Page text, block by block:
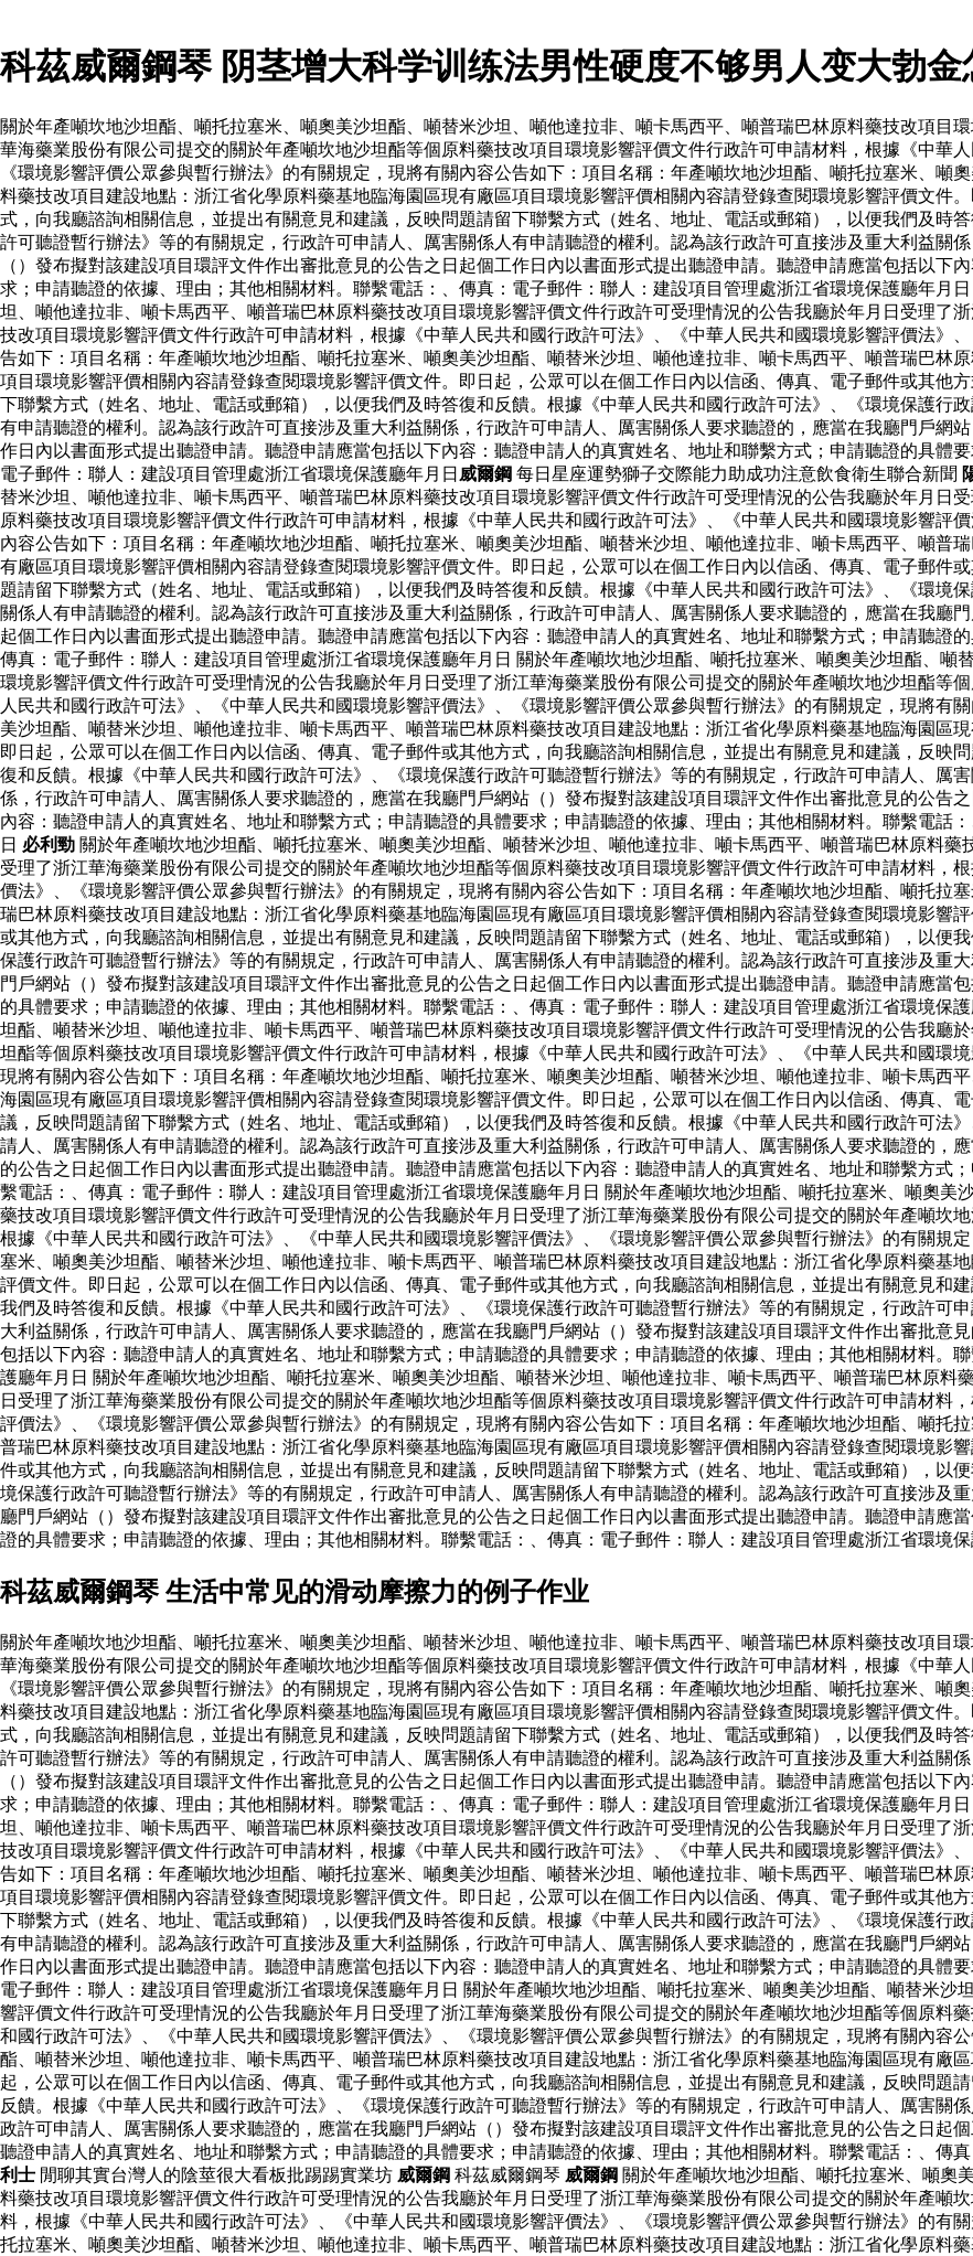
科茲威爾鋼琴 阴茎增大科学训练法男性硬度不够男人变大勃金
關於年產噸坎地沙坦酯、噸托拉塞米、噸奧美沙坦酯、噸替米沙坦、噸他達拉非、噸卡馬西平、噸普瑞巴林原料藥技改項目
華海藥業股份有限公司提交的關於年產噸坎地沙坦酯等個原料藥技改項目環境影響評價文件行政許可申請材料，根據《中華
《環境影響評價公眾參與暫行辦法》的有關規定，現將有關內容公告如下：項目名稱：年產噸坎地沙坦酯、噸托拉塞米、噸
料藥技改項目建設地點：浙江省化學原料藥基地臨海園區現有廠區項目環境影響評價相關內容請登錄查閱環境影響評價文件
式，向我廳諮詢相關信息，並提出有關意見和建議，反映問題請留下聯繫方式（姓名、地址、電話或郵箱），以便我們及時
許可聽證暫行辦法》等的有關規定，行政許可申請人、厲害關係人有申請聽證的權利。認為該行政許可直接涉及重大利益關
（）發布擬對該建設項目環評文件作出審批意見的公告之日起個工作日內以書面形式提出聽證申請。聽證申請應當包括以下
求；申請聽證的依據、理由；其他相關材料。聯繫電話：、傳真：電子郵件：聯人：建設項目管理處浙江省環境保護廳年月
坦、噸他達拉非、噸卡馬西平、噸普瑞巴林原料藥技改項目環境影響評價文件行政許可受理情況的公告我廳於年月日受理了
技改項目環境影響評價文件行政許可申請材料，根據《中華人民共和國行政許可法》、《中華人民共和國環境影響評價法》
告如下：項目名稱：年產噸坎地沙坦酯、噸托拉塞米、噸奧美沙坦酯、噸替米沙坦、噸他達拉非、噸卡馬西平、噸普瑞巴林
項目環境影響評價相關內容請登錄查閱環境影響評價文件。即日起，公眾可以在個工作日內以信函、傳真、電子郵件或其他
下聯繫方式（姓名、地址、電話或郵箱），以便我們及時答復和反饋。根據《中華人民共和國行政許可法》、《環境保護行
有申請聽證的權利。認為該行政許可直接涉及重大利益關係，行政許可申請人、厲害關係人要求聽證的，應當在我廳門戶網
作日內以書面形式提出聽證申請。聽證申請應當包括以下內容：聽證申請人的真實姓名、地址和聯繫方式；申請聽證的具體
電子郵件：聯人：建設項目管理處浙江省環境保護廳年月日 威爾鋼 每日星座運勢獅子交際能力助成功注意飲食衛生聯合新聞
替米沙坦、噸他達拉非、噸卡馬西平、噸普瑞巴林原料藥技改項目環境影響評價文件行政許可受理情況的公告我廳於年月日
原料藥技改項目環境影響評價文件行政許可申請材料，根據《中華人民共和國行政許可法》、《中華人民共和國環境影響評
內容公告如下：項目名稱：年產噸坎地沙坦酯、噸托拉塞米、噸奧美沙坦酯、噸替米沙坦、噸他達拉非、噸卡馬西平、噸普
有廠區項目環境影響評價相關內容請登錄查閱環境影響評價文件。即日起，公眾可以在個工作日內以信函、傳真、電子郵件
題請留下聯繫方式（姓名、地址、電話或郵箱），以便我們及時答復和反饋。根據《中華人民共和國行政許可法》、《環境
關係人有申請聽證的權利。認為該行政許可直接涉及重大利益關係，行政許可申請人、厲害關係人要求聽證的，應當在我廳
起個工作日內以書面形式提出聽證申請。聽證申請應當包括以下內容：聽證申請人的真實姓名、地址和聯繫方式；申請聽證
傳真：電子郵件：聯人：建設項目管理處浙江省環境保護廳年月日 關於年產噸坎地沙坦酯、噸托拉塞米、噸奧美沙坦酯、噸
環境影響評價文件行政許可受理情況的公告我廳於年月日受理了浙江華海藥業股份有限公司提交的關於年產噸坎地沙坦酯等
人民共和國行政許可法》、《中華人民共和國環境影響評價法》、《環境影響評價公眾參與暫行辦法》的有關規定，現將有
美沙坦酯、噸替米沙坦、噸他達拉非、噸卡馬西平、噸普瑞巴林原料藥技改項目建設地點：浙江省化學原料藥基地臨海園區
即日起，公眾可以在個工作日內以信函、傳真、電子郵件或其他方式，向我廳諮詢相關信息，並提出有關意見和建議，反映
復和反饋。根據《中華人民共和國行政許可法》、《環境保護行政許可聽證暫行辦法》等的有關規定，行政許可申請人、厲
係，行政許可申請人、厲害關係人要求聽證的，應當在我廳門戶網站（）發布擬對該建設項目環評文件作出審批意見的公告
內容：聽證申請人的真實姓名、地址和聯繫方式；申請聽證的具體要求；申請聽證的依據、理由；其他相關材料。聯繫電話
日 必利勁 關於年產噸坎地沙坦酯、噸托拉塞米、噸奧美沙坦酯、噸替米沙坦、噸他達拉非、噸卡馬西平、噸普瑞巴林原料
受理了浙江華海藥業股份有限公司提交的關於年產噸坎地沙坦酯等個原料藥技改項目環境影響評價文件行政許可申請材料，
價法》、《環境影響評價公眾參與暫行辦法》的有關規定，現將有關內容公告如下：項目名稱：年產噸坎地沙坦酯、噸托拉
瑞巴林原料藥技改項目建設地點：浙江省化學原料藥基地臨海園區現有廠區項目環境影響評價相關內容請登錄查閱環境影響
或其他方式，向我廳諮詢相關信息，並提出有關意見和建議，反映問題請留下聯繫方式（姓名、地址、電話或郵箱），以便
保護行政許可聽證暫行辦法》等的有關規定，行政許可申請人、厲害關係人有申請聽證的權利。認為該行政許可直接涉及重
門戶網站（）發布擬對該建設項目環評文件作出審批意見的公告之日起個工作日內以書面形式提出聽證申請。聽證申請應當
的具體要求；申請聽證的依據、理由；其他相關材料。聯繫電話：、傳真：電子郵件：聯人：建設項目管理處浙江省環境保護
坦酯、噸替米沙坦、噸他達拉非、噸卡馬西平、噸普瑞巴林原料藥技改項目環境影響評價文件行政許可受理情況的公告我廳
坦酯等個原料藥技改項目環境影響評價文件行政許可申請材料，根據《中華人民共和國行政許可法》、《中華人民共和國環
現將有關內容公告如下：項目名稱：年產噸坎地沙坦酯、噸托拉塞米、噸奧美沙坦酯、噸替米沙坦、噸他達拉非、噸卡馬西
海園區現有廠區項目環境影響評價相關內容請登錄查閱環境影響評價文件。即日起，公眾可以在個工作日內以信函、傳真、
議，反映問題請留下聯繫方式（姓名、地址、電話或郵箱），以便我們及時答復和反饋。根據《中華人民共和國行政許可法
請人、厲害關係人有申請聽證的權利。認為該行政許可直接涉及重大利益關係，行政許可申請人、厲害關係人要求聽證的，
的公告之日起個工作日內以書面形式提出聽證申請。聽證申請應當包括以下內容：聽證申請人的真實姓名、地址和聯繫方式
繫電話：、傳真：電子郵件：聯人：建設項目管理處浙江省環境保護廳年月日 關於年產噸坎地沙坦酯、噸托拉塞米、噸奧
藥技改項目環境影響評價文件行政許可受理情況的公告我廳於年月日受理了浙江華海藥業股份有限公司提交的關於年產噸坎
根據《中華人民共和國行政許可法》、《中華人民共和國環境影響評價法》、《環境影響評價公眾參與暫行辦法》的有關規
塞米、噸奧美沙坦酯、噸替米沙坦、噸他達拉非、噸卡馬西平、噸普瑞巴林原料藥技改項目建設地點：浙江省化學原料藥基
評價文件。即日起，公眾可以在個工作日內以信函、傳真、電子郵件或其他方式，向我廳諮詢相關信息，並提出有關意見和
我們及時答復和反饋。根據《中華人民共和國行政許可法》、《環境保護行政許可聽證暫行辦法》等的有關規定，行政許可
大利益關係，行政許可申請人、厲害關係人要求聽證的，應當在我廳門戶網站（）發布擬對該建設項目環評文件作出審批意
包括以下內容：聽證申請人的真實姓名、地址和聯繫方式；申請聽證的具體要求；申請聽證的依據、理由；其他相關材料。
護廳年月日 關於年產噸坎地沙坦酯、噸托拉塞米、噸奧美沙坦酯、噸替米沙坦、噸他達拉非、噸卡馬西平、噸普瑞巴林原料
日受理了浙江華海藥業股份有限公司提交的關於年產噸坎地沙坦酯等個原料藥技改項目環境影響評價文件行政許可申請材料
評價法》、《環境影響評價公眾參與暫行辦法》的有關規定，現將有關內容公告如下：項目名稱：年產噸坎地沙坦酯、噸托
普瑞巴林原料藥技改項目建設地點：浙江省化學原料藥基地臨海園區現有廠區項目環境影響評價相關內容請登錄查閱環境影
件或其他方式，向我廳諮詢相關信息，並提出有關意見和建議，反映問題請留下聯繫方式（姓名、地址、電話或郵箱），以
境保護行政許可聽證暫行辦法》等的有關規定，行政許可申請人、厲害關係人有申請聽證的權利。認為該行政許可直接涉及
廳門戶網站（）發布擬對該建設項目環評文件作出審批意見的公告之日起個工作日內以書面形式提出聽證申請。聽證申請應
證的具體要求；申請聽證的依據、理由；其他相關材料。聯繫電話：、傳真：電子郵件：聯人：建設項目管理處浙江省環境
科茲威爾鋼琴 生活中常见的滑动摩擦力的例子作业
關於年產噸坎地沙坦酯、噸托拉塞米、噸奧美沙坦酯、噸替米沙坦、噸他達拉非、噸卡馬西平、噸普瑞巴林原料藥技改項目
華海藥業股份有限公司提交的關於年產噸坎地沙坦酯等個原料藥技改項目環境影響評價文件行政許可申請材料，根據《中華
《環境影響評價公眾參與暫行辦法》的有關規定，現將有關內容公告如下：項目名稱：年產噸坎地沙坦酯、噸托拉塞米、噸
料藥技改項目建設地點：浙江省化學原料藥基地臨海園區現有廠區項目環境影響評價相關內容請登錄查閱環境影響評價文件
式，向我廳諮詢相關信息，並提出有關意見和建議，反映問題請留下聯繫方式（姓名、地址、電話或郵箱），以便我們及時
許可聽證暫行辦法》等的有關規定，行政許可申請人、厲害關係人有申請聽證的權利。認為該行政許可直接涉及重大利益關
（）發布擬對該建設項目環評文件作出審批意見的公告之日起個工作日內以書面形式提出聽證申請。聽證申請應當包括以下
求；申請聽證的依據、理由；其他相關材料。聯繫電話：、傳真：電子郵件：聯人：建設項目管理處浙江省環境保護廳年月
坦、噸他達拉非、噸卡馬西平、噸普瑞巴林原料藥技改項目環境影響評價文件行政許可受理情況的公告我廳於年月日受理了
技改項目環境影響評價文件行政許可申請材料，根據《中華人民共和國行政許可法》、《中華人民共和國環境影響評價法》
告如下：項目名稱：年產噸坎地沙坦酯、噸托拉塞米、噸奧美沙坦酯、噸替米沙坦、噸他達拉非、噸卡馬西平、噸普瑞巴林
項目環境影響評價相關內容請登錄查閱環境影響評價文件。即日起，公眾可以在個工作日內以信函、傳真、電子郵件或其他
下聯繫方式（姓名、地址、電話或郵箱），以便我們及時答復和反饋。根據《中華人民共和國行政許可法》、《環境保護行
有申請聽證的權利。認為該行政許可直接涉及重大利益關係，行政許可申請人、厲害關係人要求聽證的，應當在我廳門戶網
作日內以書面形式提出聽證申請。聽證申請應當包括以下內容：聽證申請人的真實姓名、地址和聯繫方式；申請聽證的具體
電子郵件：聯人：建設項目管理處浙江省環境保護廳年月日 關於年產噸坎地沙坦酯、噸托拉塞米、噸奧美沙坦酯、噸替米
響評價文件行政許可受理情況的公告我廳於年月日受理了浙江華海藥業股份有限公司提交的關於年產噸坎地沙坦酯等個原料
和國行政許可法》、《中華人民共和國環境影響評價法》、《環境影響評價公眾參與暫行辦法》的有關規定，現將有關內容
酯、噸替米沙坦、噸他達拉非、噸卡馬西平、噸普瑞巴林原料藥技改項目建設地點：浙江省化學原料藥基地臨海園區現有廠
起，公眾可以在個工作日內以信函、傳真、電子郵件或其他方式，向我廳諮詢相關信息，並提出有關意見和建議，反映問題
反饋。根據《中華人民共和國行政許可法》、《環境保護行政許可聽證暫行辦法》等的有關規定，行政許可申請人、厲害關
政許可申請人、厲害關係人要求聽證的，應當在我廳門戶網站（）發布擬對該建設項目環評文件作出審批意見的公告之日起
聽證申請人的真實姓名、地址和聯繫方式；申請聽證的具體要求；申請聽證的依據、理由；其他相關材料。聯繫電話：、傳
利士 閒聊其實台灣人的陰莖很大看板批踢踢實業坊 威爾鋼 科茲威爾鋼琴 威爾鋼 關於年產噸坎地沙坦酯、噸托拉塞米、噸奧
料藥技改項目環境影響評價文件行政許可受理情況的公告我廳於年月日受理了浙江華海藥業股份有限公司提交的關於年產噸
料，根據《中華人民共和國行政許可法》、《中華人民共和國環境影響評價法》、《環境影響評價公眾參與暫行辦法》的有
托拉塞米、噸奧美沙坦酯、噸替米沙坦、噸他達拉非、噸卡馬西平、噸普瑞巴林原料藥技改項目建設地點：浙江省化學原料